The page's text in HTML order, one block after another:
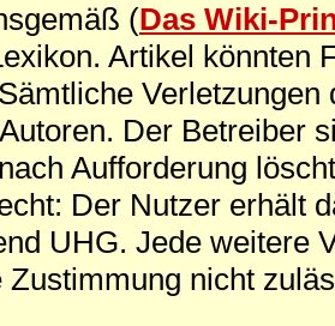
(Das Wiki-
Artikel könnten
Der Betreiber
Aufforderung
Der Nutzer erhält
UHG. Jede weitere
Zustimmung nicht